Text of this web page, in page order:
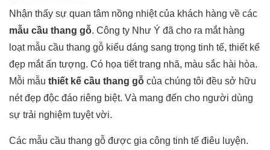
Nhận thấy sự quan tâm nồng nhiệt của khách hàng về các
mẫu cầu thang gỗ. Công ty Như Ý đã cho ra mắt hàng
loạt mẫu cầu thang gỗ kiểu dáng sang trọng tinh tế, thiết kế
đẹp mắt ấn tượng. Có họa tiết trang nhã, màu sắc hài hòa.
Mỗi mẫu thiết kế cầu thang gỗ của chúng tôi đều sở hữu
nét đẹp độc đáo riêng biệt. Và mang đến cho người dùng
sự trải nghiệm tuyệt vời.
Các mẫu cầu thang gỗ được gia công tinh tế điêu luyện.